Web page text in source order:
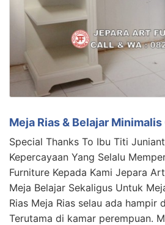
Meja Rias & Belajar
Special Thanks To Ibu Titi
Kepercayaan Yang Selalu
Furniture Kepada Kami Jepara
Meja Belajar Sekaligus Untuk
Rias Meja Rias selau ada hampir
Terutama di kamar perempuan.